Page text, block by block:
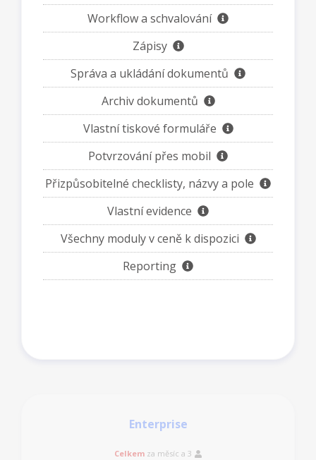
Workflow a schvalování
Zápisy
Správa a ukládání dokumentů
Archiv dokumentů
Vlastní tiskové formuláře
Potvrzování přes mobil
Přizpůsobitelné checklisty, názvy a pole
Vlastní evidence
Všechny moduly v ceně k dispozici
Reporting
Enterprise
Celkem za měsíc a3